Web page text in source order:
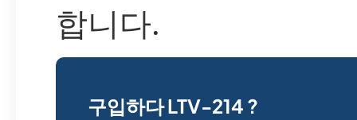
합니다.
구입하다 LTV-214 ?